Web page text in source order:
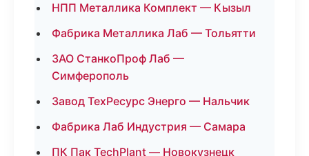
НПП Металлика Комплект — Кызыл
Фабрика Металлика Лаб — Тольятти
ЗАО СтанкоПроф Лаб —
Симферополь
Завод ТехРесурс Энерго — Нальчик
Фабрика Лаб Индустрия — Самара
ПК Пак TechPlant — Новокузнецк